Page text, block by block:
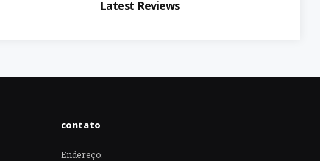
Latest Reviews
contato
Endereço: